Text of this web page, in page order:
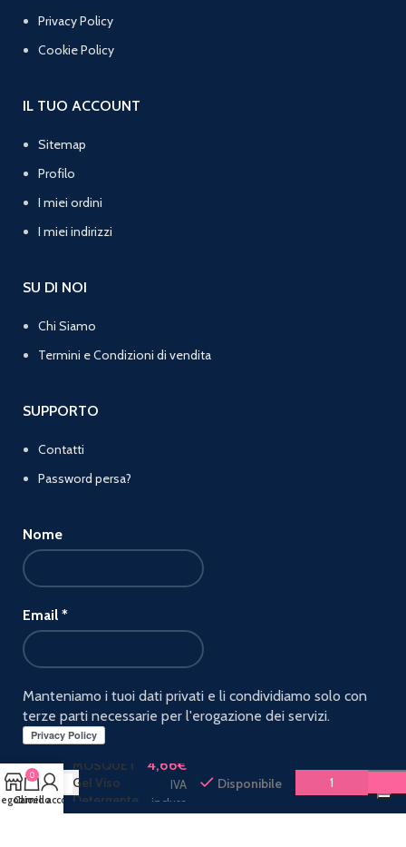
Privacy Policy
Cookie Policy
IL TUO ACCOUNT
Sitemap
Profilo
I miei ordini
I miei indirizzi
SU DI NOI
Chi Siamo
Termini e Condizioni di vendita
SUPPORTO
Contatti
Password persa?
Nome
Email *
Manteniamo i tuoi dati privati e li condividiamo solo con
terze parti necessarie per l'erogazione dei servizi.
I
PROVENZALI
ROSA
MOSQUET
Gel Viso
Detergente
Biologico
4,66€
IVA
inclusa
Disponibile
0
Carrello
Il mio account